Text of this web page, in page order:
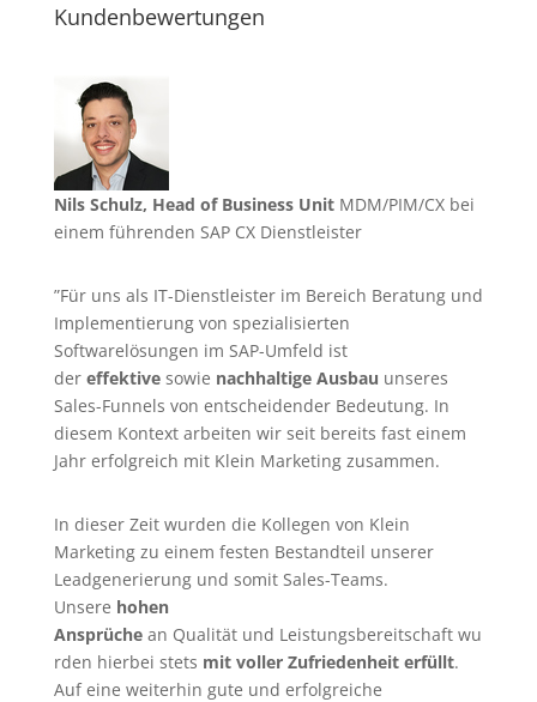
Kundenbewertungen
Nils Schulz, Head of Business UnitMDM/PIM/CX bei
einem führenden SAP CX Dienstleister
”Für uns als IT-Dienstleister im Bereich Beratung und
Implementierung von spezialisierten
Softwarelösungen im SAP-Umfeld ist
der effektive sowie nachhaltige Ausbau unseres
Sales-Funnels von entscheidender Bedeutung. In
diesem Kontext arbeiten wir seit bereits fast einem
Jahr erfolgreich mit Klein Marketing zusammen.
In dieser Zeit wurden die Kollegen von Klein
Marketing zu einem festen Bestandteil unserer
Leadgenerierungund somit Sales-Teams.
Unsere hohen
Ansprüchean Qualität und Leistungsbereitschaft wu
rden hierbei stets mit voller Zufriedenheit erfüllt.
Auf eine weiterhin gute und erfolgreiche